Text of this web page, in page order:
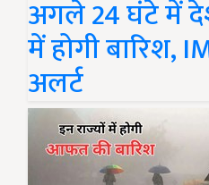
अगले 24 घंटे में
में होगी बारिश,
अलर्ट